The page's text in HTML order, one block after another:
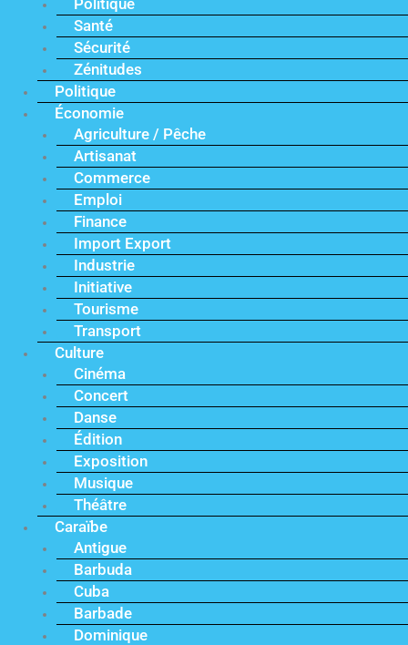
Santé
Sécurité
Zénitudes
Politique
Économie
Agriculture / Pêche
Artisanat
Commerce
Emploi
Finance
Import Export
Industrie
Initiative
Tourisme
Transport
Culture
Cinéma
Concert
Danse
Édition
Exposition
Musique
Théâtre
Caraïbe
Antigue
Barbuda
Cuba
Barbade
Dominique